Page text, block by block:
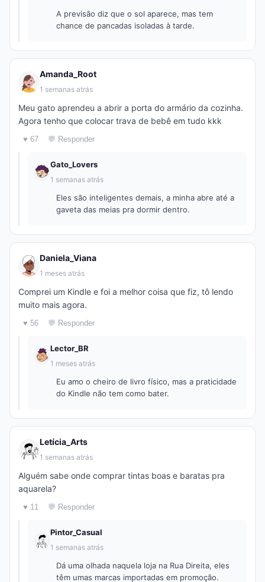
A previsão diz que o sol aparece, mas tem
chance de pancadas isoladas à tarde.
Amanda_Root
1 semanas atrás
Meu gato aprendeu a abrir a porta do armário da cozinha.
Agora tenho que colocar trava de bebê em tudo kkk
♥ 67 💬 Responder
Gato_Lovers
1 semanas atrás
Eles são inteligentes demais, a minha abre até a
gaveta das meias pra dormir dentro.
Daniela_Viana
1 meses atrás
Comprei um Kindle e foi a melhor coisa que fiz, tô lendo
muito mais agora.
♥ 56 💬 Responder
Lector_BR
1 meses atrás
Eu amo o cheiro de livro físico, mas a praticidade
do Kindle não tem como bater.
Letícia_Arts
1 semanas atrás
Alguém sabe onde comprar tintas boas e baratas pra
aquarela?
♥ 11 💬 Responder
Pintor_Casual
1 semanas atrás
Dá uma olhada naquela loja na Rua Direita, eles
têm umas marcas importadas em promoção.